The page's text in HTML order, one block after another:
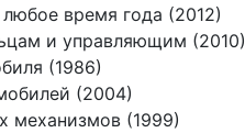
время года (2012)
и управляющим (2010)
(1986)
(2004)
механизмов (1999)